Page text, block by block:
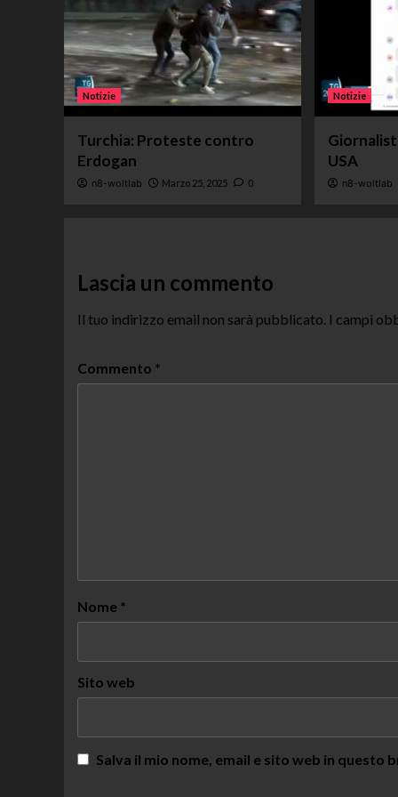
Notizie
Turchia: Proteste contro
Erdogan
n8-woltlab Marzo 25, 2025 0
Notizie
USA
n8-woltlab
Lascia un commento
Il tuo indirizzo email non sarà pubblicato. I campi
Commento *
Nome *
Sito web
Salva il mio nome, email e sito web in